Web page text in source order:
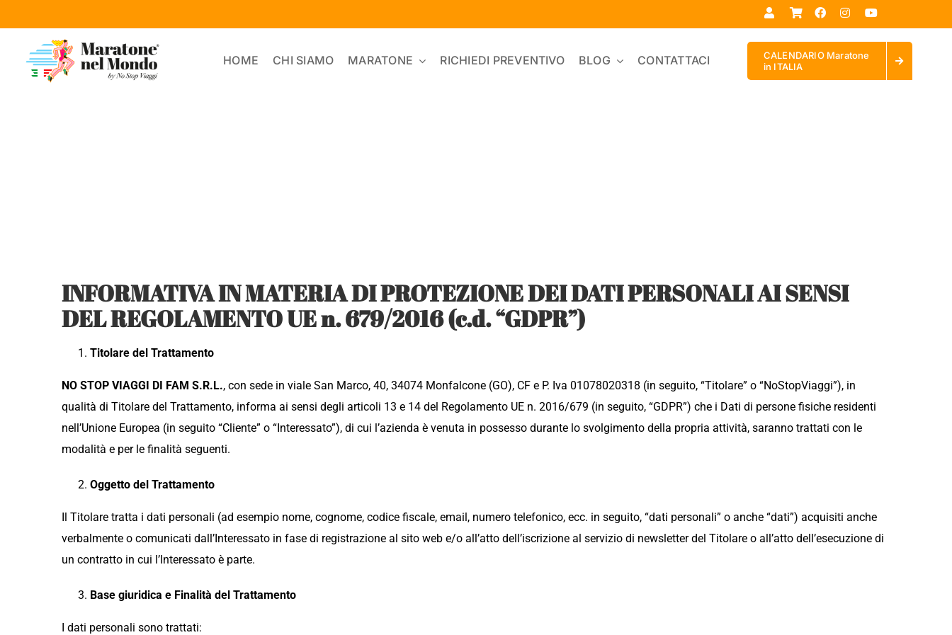
al
contenuto
HOME CHI SIAMO MARATONE RICHIEDI PREVENTIVO BLOG CONTATTACI
CALENDARIO Maratone
in ITALIA
INFORMATIVA IN MATERIA DI PROTEZIONE DEI DATI PERSONALI AI SENSI
DEL REGOLAMENTO UE n. 679/2016 (c.d. “GDPR”)
Titolare del Trattamento
NO STOP VIAGGI DI FAM S.R.L., con sede in viale San Marco, 40, 34074 Monfalcone (GO), CF e P. Iva 01078020318 (in seguito, “Titolare” o “NoStopViaggi”), in
qualità di Titolare del Trattamento, informa ai sensi degli articoli 13 e 14 del Regolamento UE n. 2016/679 (in seguito, “GDPR”) che i Dati di persone fisiche residenti
nell’Unione Europea (in seguito “Cliente” o “Interessato”), di cui l’azienda è venuta in possesso durante lo svolgimento della propria attività, saranno trattati con le
modalità e per le finalità seguenti.
Oggetto del Trattamento
Il Titolare tratta i dati personali (ad esempio nome, cognome, codice fiscale, email, numero telefonico, ecc. in seguito, “dati personali” o anche “dati”) acquisiti anche
verbalmente o comunicati dall’Interessato in fase di registrazione al sito web e/o all’atto dell’iscrizione al servizio di newsletter del Titolare o all’atto dell’esecuzione di
un contratto in cui l’Interessato è parte.
Base giuridica e Finalità del Trattamento
I dati personali sono trattati: